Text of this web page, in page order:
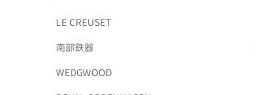
LE CREUSET
南部鉄器
WEDGWOOD